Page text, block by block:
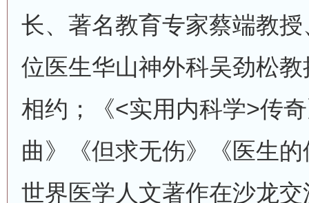
长、著名教育专家蔡端教
位医生华山神外科吴劲松
相约；《<实用内科学>传
曲》《但求无伤》《医生
世界医学人文著作在沙龙